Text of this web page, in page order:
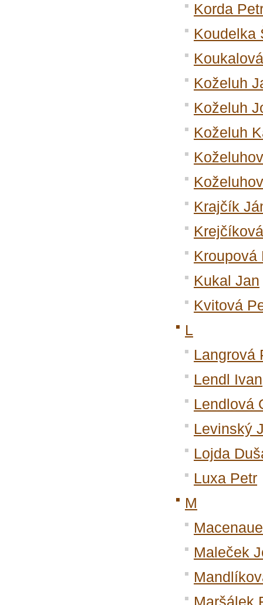
Korda
Koudelka
Koželuh
Koželuh
Koželuh
Krajčík
Kroupová
Kukal Jan
Kvitová
L
Langrová
Lendl Ivan
Lendlová
Levinský
Lojda
Luxa Petr
M
Maleček
Maršálek